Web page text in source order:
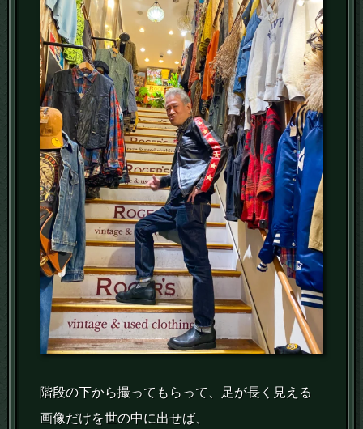
階段の下から撮ってもらって、足が長く見える
画像だけを世の中に出せば、